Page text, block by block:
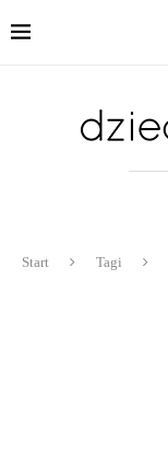
Start Tagi